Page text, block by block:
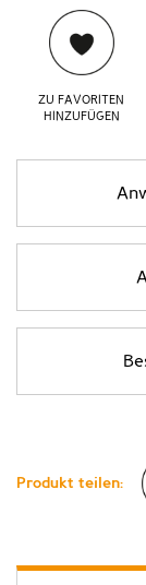
ZU FAVORITEN
HINZUFÜGEN
Produkt teilen: